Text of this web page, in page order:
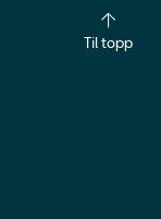
Til topp